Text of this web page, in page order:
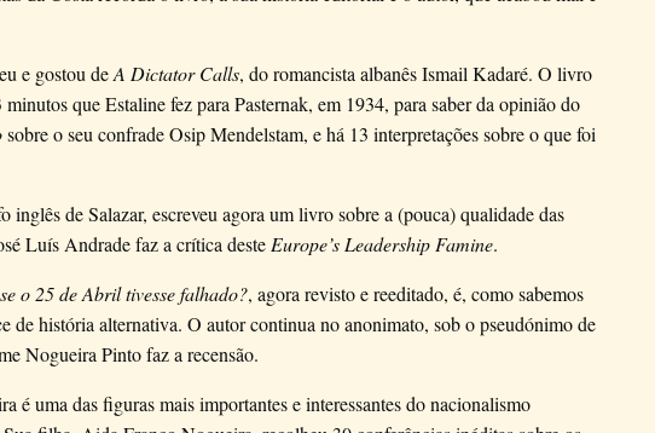
e gostou deA Dictator Calls, do romancista albanês Ismail Kadaré. O livro
minutos que Estaline fez para Pasternak, em 1934, para saber da opinião do
sobre o seu confrade Osip Mendelstam, e há 13 interpretações sobre o que foi
inglês de Salazar, escreveu agora um livro sobre a (pouca) qualidade das
Luís Andrade faz a crítica deste Europe’s Leadership Famine.
o 25 de Abril tivesse falhado?, agora revisto e reeditado, é, como sabemos
de história alternativa. O autor continua no anonimato, sob o pseudónimo de
Nogueira Pinto faz a recensão.
é uma das figuras mais importantes e interessantes do nacionalismo